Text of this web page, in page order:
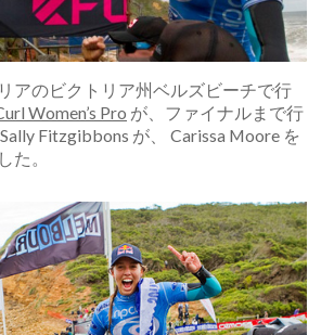
アのビクトリア州ベルズビーチで行
Women’s Pro が、ファイナルまで行
Fitzgibbons が、 Carissa Moore を
た。